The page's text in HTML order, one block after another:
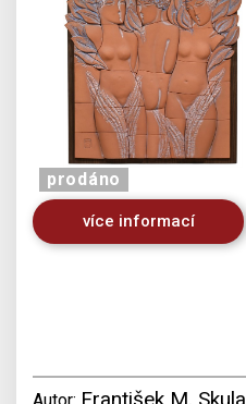
prodáno
více informací